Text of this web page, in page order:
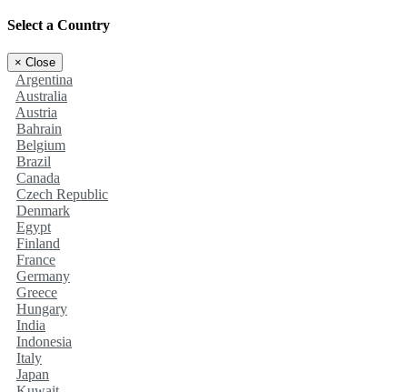
Select a Country
× Close
Argentina
Australia
Austria
Bahrain
Belgium
Brazil
Canada
Czech Republic
Denmark
Egypt
Finland
France
Germany
Greece
Hungary
India
Indonesia
Italy
Japan